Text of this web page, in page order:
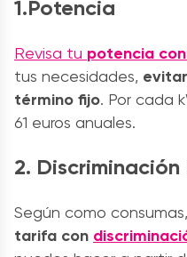
1.Potencia
Revisa tu potencia
tus necesidades,
término fijo. Por cada
61 euros anuales.
2. Discriminación
Según como consumas,
tarifa con